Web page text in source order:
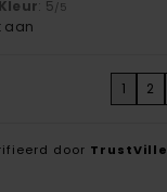
Kleur: 5/5
aan
1 2
door TrustVille